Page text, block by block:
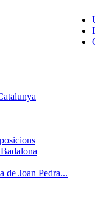
de Joan Pedra...